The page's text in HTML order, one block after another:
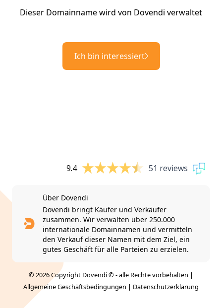
Dieser Domainname wird von Dovendi verwaltet
Ich bin interessiert
9.4 51 reviews
Über Dovendi
Dovendi bringt Käufer und Verkäufer
zusammen. Wir verwalten über 250.000
internationale Domainnamen und vermitteln
den Verkauf dieser Namen mit dem Ziel, ein
gutes Geschäft für alle Parteien zu erzielen.
© 2026 Copyright Dovendi © - alle Rechte vorbehalten |
Allgemeine Geschäftsbedingungen | Datenschutzerklärung